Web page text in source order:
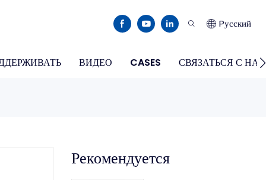
Pусский
ВИДЕО CASES СВЯЗАТЬСЯ С
Рекомендуется